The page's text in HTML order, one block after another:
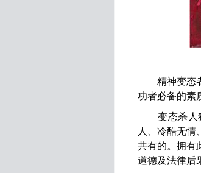
精神变态者
功者必备的素
变态杀人狂
人、冷酷无情
共有的。拥有
道德及法律后